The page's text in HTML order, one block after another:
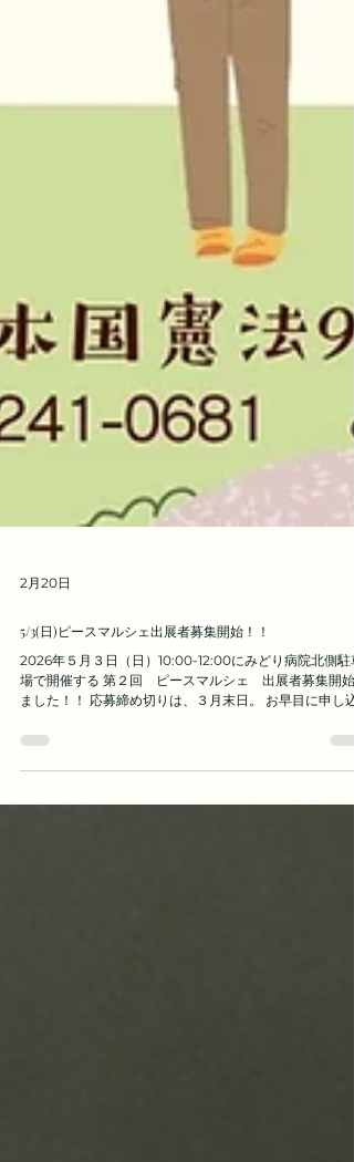
5/3(日)ピースマルシェ出展者募集開始！！
2026年５月３日（日）10:00-12:00にみどり病院北側駐
場で開催する 第２回 ピースマルシェ 出展者募集開始
ました！！ 応募締め切りは、３月末日。 お早目に申し込
ください ＞＞＞出店申し込みフォーム